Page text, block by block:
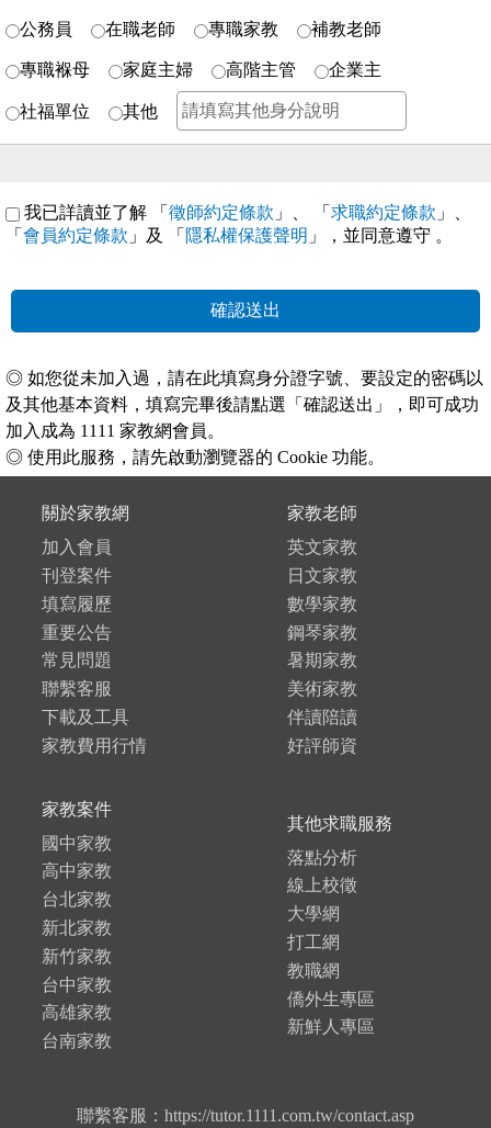
公務員 在職老師 專職家教 補教老師
專職褓母 家庭主婦 高階主管 企業主
社福單位 其他
我已詳讀並了解 「 徵師約定條款 」、 「 求職約定條款 」、
「 會員約定條款 」及 「 隱私權保護聲明 」，並同意遵守 。
確認送出
◎ 如您從未加入過，請在此填寫身分證字號、要設定的密碼以
及其他基本資料，填寫完畢後請點選「確認送出」，即可成功
加入成為 1111 家教網會員。
◎ 使用此服務，請先啟動瀏覽器的 Cookie 功能。
關於家教網
加入會員
刊登案件
填寫履歷
重要公告
常見問題
聯繫客服
下載及工具
家教費用行情
家教老師
英文家教
日文家教
數學家教
鋼琴家教
暑期家教
美術家教
伴讀陪讀
好評師資
家教案件
國中家教
高中家教
台北家教
新北家教
新竹家教
台中家教
高雄家教
台南家教
其他求職服務
落點分析
線上校徵
大學網
打工網
教職網
僑外生專區
新鮮人專區
聯繫客服：https://tutor.1111.com.tw/contact.asp